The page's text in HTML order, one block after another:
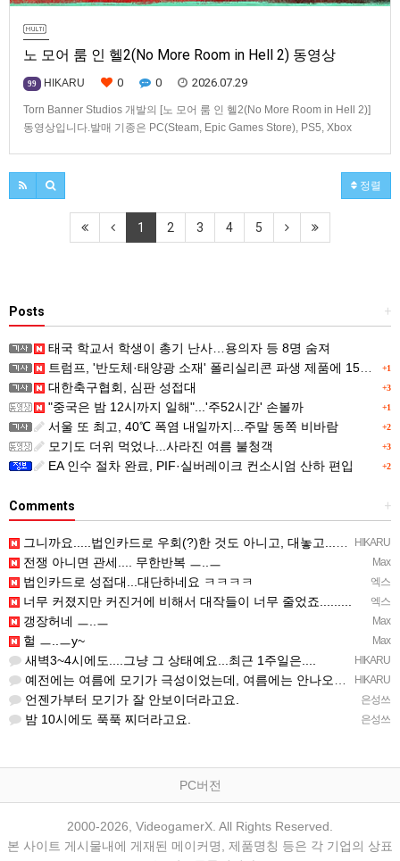
노 모어 룸 인 헬2(No More Room in Hell 2) 동영상
99 HIKARU 0 0 2026.07.29
Torn Banner Studios 개발의 [노 모어 룸 인 헬2(No More Room in Hell 2)]
동영상입니다.발매 기종은 PC(Steam, Epic Games Store), PS5, Xbox
정렬
1 2 3 4 5
+
Posts
태국 학교서 학생이 총기 난사…용의자 등 8명 숨져
+1
트럼프, '반도체·태양광 소재' 폴리실리콘 파생 제품에 15% 관세...한국 기업도 영향
+3
대한축구협회, 심판 성접대
+1
"중국은 밤 12시까지 일해"...'주52시간' 손볼까
+2
서울 또 최고, 40℃ 폭염 내일까지...주말 동쪽 비바람
+3
모기도 더위 먹었나...사라진 여름 불청객
+2
EA 인수 절차 완료, PIF·실버레이크 컨소시엄 산하 편입
+
Comments
HIKARU
그니까요.....법인카드로 우회(?)한 것도 아니고, 대놓고...ㅋ ㅋ)
Max
전쟁 아니면 관세.... 무한반복 ㅡ..ㅡ
엑스
법인카드로 성접대...대단하네요 ㅋㅋㅋㅋ
엑스
너무 커졌지만 커진거에 비해서 대작들이 너무 줄었죠.........
Max
갱장허네 ㅡ..ㅡ
Max
헐 ㅡ..ㅡy~
HIKARU
새벽3~4시에도....그냥 그 상태예요...최근 1주일은....
HIKARU
예전에는 여름에 모기가 극성이었는데, 여름에는 안나오는 것 같은.....ㅎ ㅎ)
은성쓰
언젠가부터 모기가 잘 안보이더라고요.
은성쓰
밤 10시에도 푹푹 찌더라고요.
PC버전
2000-2026, VideogamerX. All Rights Reserved.
본 사이트 게시물내에 게재된 메이커명, 제품명칭 등은 각 기업의 상표